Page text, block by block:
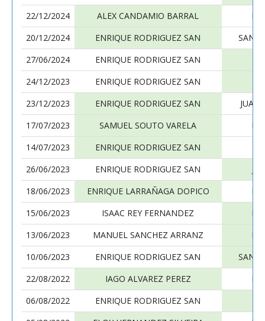
22/12/2024
ALEX CANDAMIO BARRAL
20/12/2024
ENRIQUE RODRIGUEZ SAN
27/06/2024
ENRIQUE RODRIGUEZ SAN
24/12/2023
ENRIQUE RODRIGUEZ SAN
23/12/2023
ENRIQUE RODRIGUEZ SAN
JUAN
17/07/2023
SAMUEL SOUTO VARELA
14/07/2023
ENRIQUE RODRIGUEZ SAN
26/06/2023
ENRIQUE RODRIGUEZ SAN
18/06/2023
ENRIQUE LARRAÑAGA DOPICO
15/06/2023
ISAAC REY FERNANDEZ
13/06/2023
MANUEL SANCHEZ ARRANZ
10/06/2023
ENRIQUE RODRIGUEZ SAN
22/08/2022
IAGO ALVAREZ PEREZ
06/08/2022
ENRIQUE RODRIGUEZ SAN